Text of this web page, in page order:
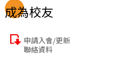
成為校友
申請入會/更新
聯絡資料